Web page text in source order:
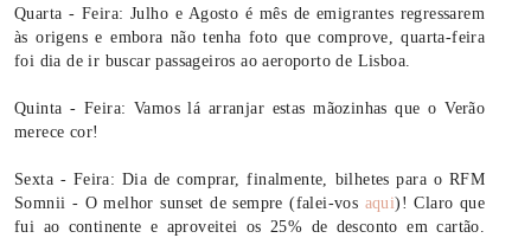
Quarta - Feira: Julho e Agosto é mês de emigrantes regressarem
às origens e embora não tenha foto que comprove, quarta-feira
foi dia de ir buscar passageiros ao aeroporto de Lisboa.
Quinta - Feira: Vamos lá arranjar estas mãozinhas que o Verão
merece cor!
Sexta - Feira: Dia de comprar, finalmente, bilhetes para o RFM
Somnii - O melhor sunset de sempre (falei-vos aqui)! Claro que
fui ao continente e aproveitei os 25% de desconto em cartão.